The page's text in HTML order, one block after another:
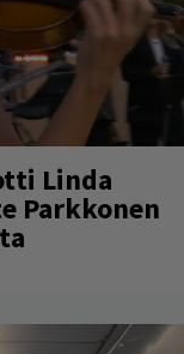
Linda
Parkkonen